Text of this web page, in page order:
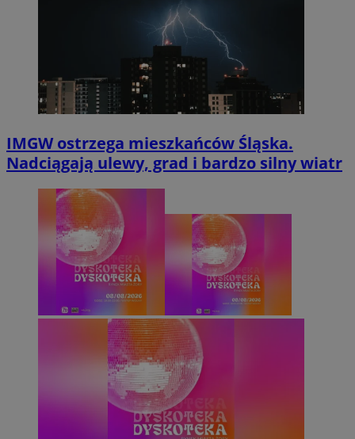
IMGW ostrzega mieszkańców Śląska.
Nadciągają ulewy, grad i bardzo silny wiatr